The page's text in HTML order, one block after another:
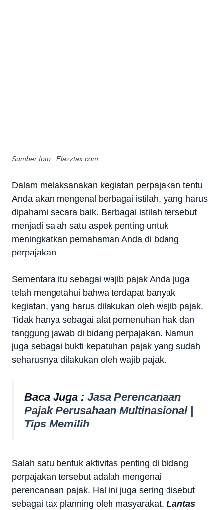
Sumber foto : Flazztax.com
Dalam melaksanakan kegiatan perpajakan tentu
Anda akan mengenal berbagai istilah, yang harus
dipahami secara baik. Berbagai istilah tersebut
menjadi salah satu aspek penting untuk
meningkatkan pemahaman Anda di bdang
perpajakan.
Sementara itu sebagai wajib pajak Anda juga
telah mengetahui bahwa terdapat banyak
kegiatan, yang harus dilakukan oleh wajib pajak.
Tidak hanya sebagai alat pemenuhan hak dan
tanggung jawab di bidang perpajakan. Namun
juga sebagai bukti kepatuhan pajak yang sudah
seharusnya dilakukan oleh wajib pajak.
Baca Juga : Jasa Perencanaan
Pajak Perusahaan Multinasional |
Tips Memilih
Salah satu bentuk aktivitas penting di bidang
perpajakan tersebut adalah mengenai
perencanaan pajak. Hal ini juga sering disebut
sebagai tax planning oleh masyarakat. Lantas